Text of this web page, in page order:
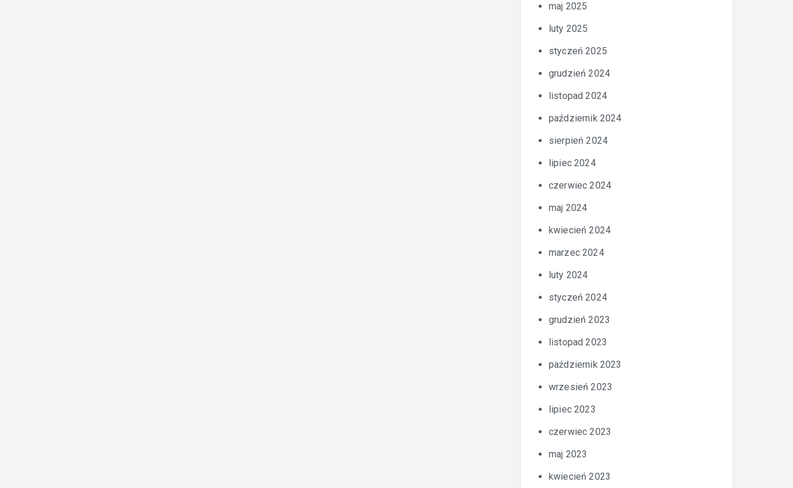
maj 2025
luty 2025
styczeń 2025
grudzień 2024
listopad 2024
październik 2024
sierpień 2024
lipiec 2024
czerwiec 2024
maj 2024
kwiecień 2024
marzec 2024
luty 2024
styczeń 2024
grudzień 2023
listopad 2023
październik 2023
wrzesień 2023
lipiec 2023
czerwiec 2023
maj 2023
kwiecień 2023